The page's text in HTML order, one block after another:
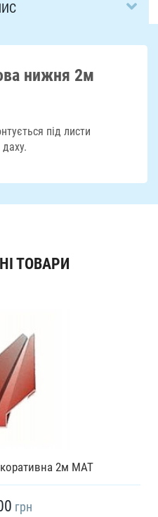
нижня 2м
під листи
даху.
ТОВАРИ
2м МАТ
грн